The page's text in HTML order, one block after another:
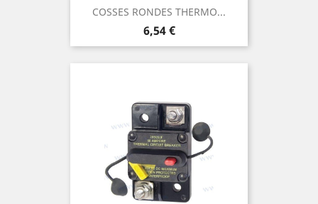
COSSES RONDES THERMO...
Prix
6,54 €